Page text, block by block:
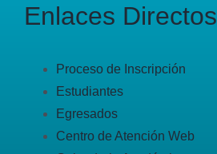
Enlaces Directos
Proceso de Inscripción
Estudiantes
Egresados
Centro de Atención Web